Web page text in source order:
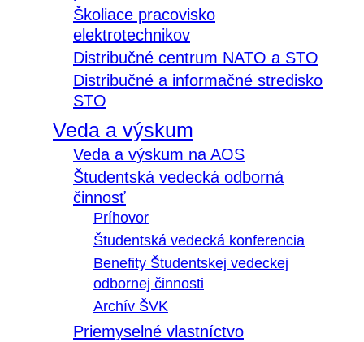
Školiace pracovisko
elektrotechnikov
Distribučné centrum NATO a STO
Distribučné a informačné stredisko
STO
Veda a výskum
Veda a výskum na AOS
Študentská vedecká odborná
činnosť
Príhovor
Študentská vedecká konferencia
Benefity Študentskej vedeckej
odbornej činnosti
Archív ŠVK
Priemyselné vlastníctvo